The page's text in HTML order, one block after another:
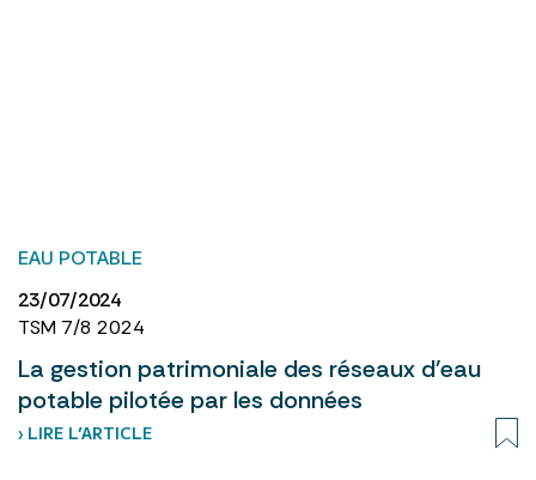
EAU POTABLE
23/07/2024
TSM 7/8 2024
La gestion patrimoniale des réseaux d'eau
potable pilotée par les données
› LIRE L’ARTICLE